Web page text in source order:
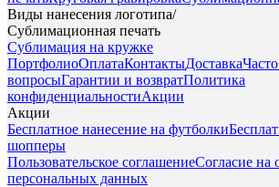
Виды нанесения логотипа/
Сублимационная печать
Сублимация на кружке
ПортфолиоОплатаКонтактыДоставка
вопросыГарантии и возвратПолитика
конфиденциальностиАкции
Акции
Бесплатное нанесение на футболки
шопперы
Пользовательское соглашениеСогласие на
персональных данных